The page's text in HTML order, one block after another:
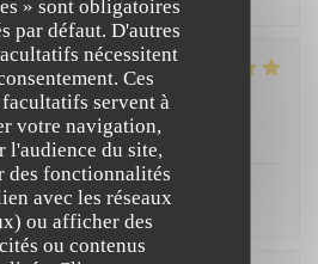
» sont obligatoires
par défaut. D'autres
nécessitent
Ces
servent à
votre navigation,
l'audience du site,
des fonctionnalités
avec les réseaux
ou afficher des
ou contenus
2
/5 Cuisine: 5/5 Qualité / Prix
dunkerquois !